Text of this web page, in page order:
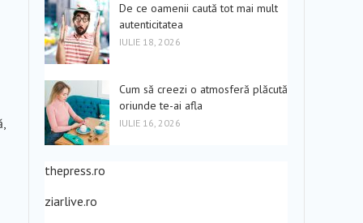
De ce oamenii caută tot mai mult
autenticitatea
IULIE 18, 2026
Cum să creezi o atmosferă plăcută
oriunde te-ai afla
IULIE 16, 2026
thepress.ro
ziarlive.ro